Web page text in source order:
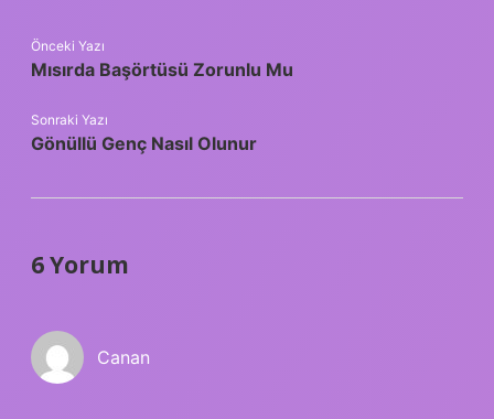
Önceki Yazı
Mısırda Başörtüsü Zorunlu Mu
Sonraki Yazı
Gönüllü Genç Nasıl Olunur
6 Yorum
Canan